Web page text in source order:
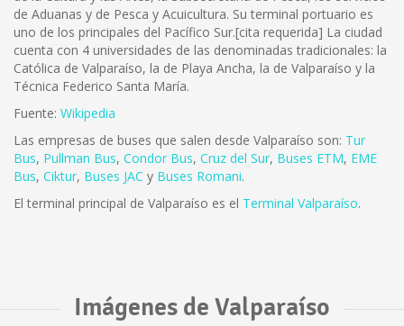
de Aduanas y de Pesca y Acuicultura. Su terminal portuario es
uno de los principales del Pacífico Sur.[cita requerida] La ciudad
cuenta con 4 universidades de las denominadas tradicionales: la
Católica de Valparaíso, la de Playa Ancha, la de Valparaíso y la
Técnica Federico Santa María.
Fuente: Wikipedia
Las empresas de buses que salen desde Valparaíso son: Tur
Bus, Pullman Bus, Condor Bus, Cruz del Sur, Buses ETM, EME
Bus, Ciktur, Buses JAC y Buses Romani.
El terminal principal de Valparaíso es el Terminal Valparaíso.
Imágenes de Valparaíso